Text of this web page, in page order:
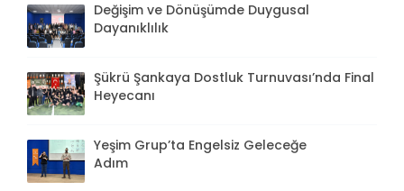
Değişim ve Dönüşümde Duygusal
Dayanıklılık
Şükrü Şankaya Dostluk Turnuvası’nda Final
Heyecanı
Yeşim Grup’ta Engelsiz Geleceğe
Adım